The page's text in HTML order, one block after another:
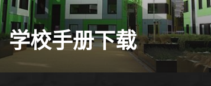
学校手册下载